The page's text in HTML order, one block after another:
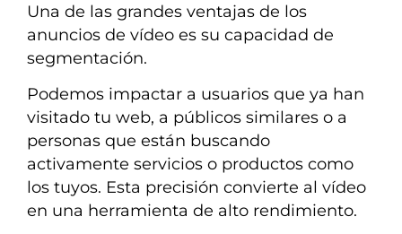
Una de las grandes ventajas de los
anuncios de vídeo es su capacidad de
segmentación.
Podemos impactar a usuarios que ya han
visitado tu web, a públicos similares o a
personas que están buscando
activamente servicios o productos como
los tuyos. Esta precisión convierte al vídeo
en una herramienta de alto rendimiento.